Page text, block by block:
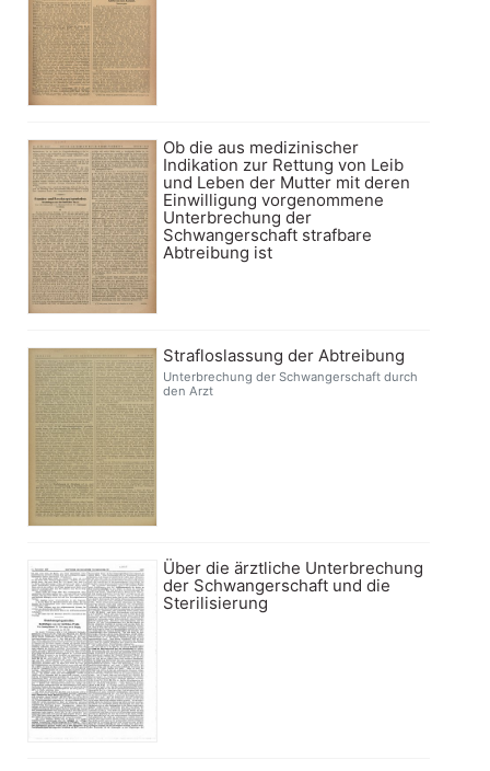
Ob die aus medizinischer
Indikation zur Rettung von Leib
und Leben der Mutter mit deren
Einwilligung vorgenommene
Unterbrechung der
Schwangerschaft strafbare
Abtreibung ist
Strafloslassung der Abtreibung
Unterbrechung der Schwangerschaft durch
den Arzt
Über die ärztliche Unterbrechung
der Schwangerschaft und die
Sterilisierung